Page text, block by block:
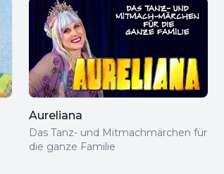
Aureliana
Das Tanz- und Mitmachmärchen für
die ganze Familie